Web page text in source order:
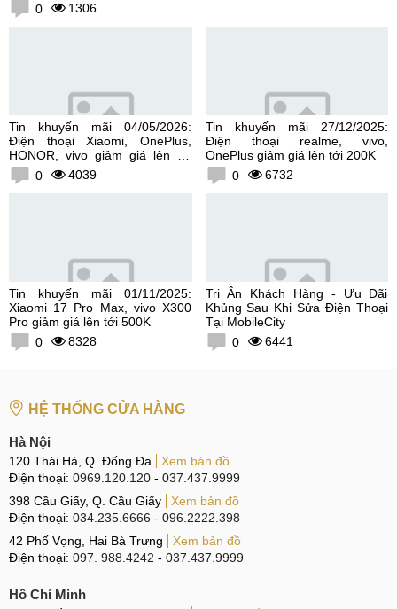
0 1306
Tin khuyến mãi 04/05/2026:
Điện thoại Xiaomi, OnePlus,
HONOR, vivo giảm giá lên tới
300K0 4039
Tin khuyến mãi 27/12/2025:
Điện thoại realme, vivo,
OnePlus giảm giá lên tới 200K
0
6732
Tin khuyến mãi 01/11/2025:
Xiaomi 17 Pro Max, vivo X300
Pro giảm giá lên tới 500K
0
8328
Tri Ân Khách Hàng - Ưu Đãi
Khủng Sau Khi Sửa Điện Thoại
Tại MobileCity
0
6441
HỆ THỐNG CỬA HÀNG
Hà Nội
120 Thái Hà, Q. Đống Đa
Xem bản đồ
Điện thoại: 0969.120.120 - 037.437.9999
398 Cầu Giấy, Q. Cầu Giấy
Xem bản đồ
Điện thoại: 034.235.6666 - 096.2222.398
42 Phố Vọng, Hai Bà Trưng
Xem bản đồ
Điện thoại: 097. 988.4242 - 037.437.9999
Hồ Chí Minh